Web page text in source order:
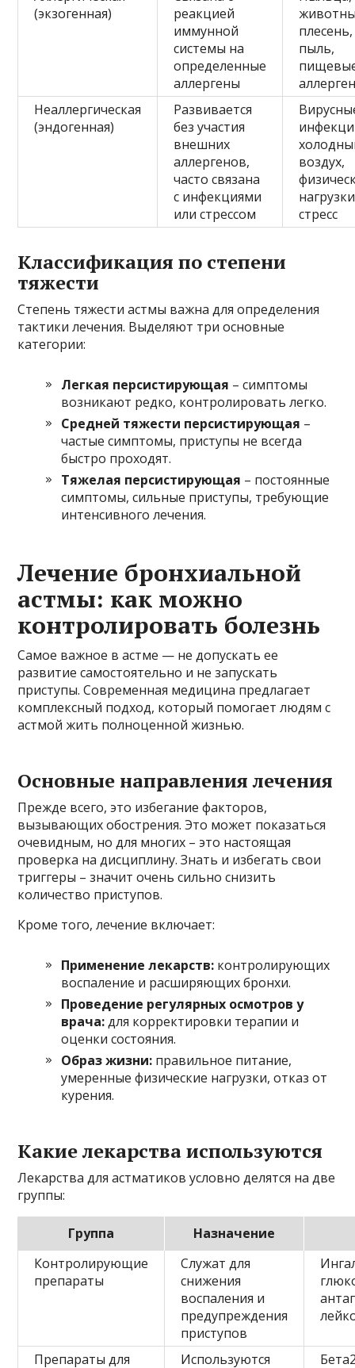
(экзогенная)
реакцией
иммунной
системы на
определенные
аллергены
плесень,
пыль,
Неаллергическая
(эндогенная)
Развивается
без участия
внешних
аллергенов,
часто связана
с инфекциями
или стрессом
воздух,
стресс
Классификация по степени
тяжести
Степень тяжести астмы важна для определения
тактики лечения. Выделяют три основные
категории:
Легкая персистирующая – симптомы
возникают редко, контролировать легко.
Средней тяжести персистирующая –
частые симптомы, приступы не всегда
быстро проходят.
Тяжелая персистирующая – постоянные
симптомы, сильные приступы, требующие
интенсивного лечения.
Лечение бронхиальной
астмы: как можно
контролировать болезнь
Самое важное в астме — не допускать ее
развитие самостоятельно и не запускать
приступы. Современная медицина предлагает
комплексный подход, который помогает людям с
астмой жить полноценной жизнью.
Основные направления лечения
Прежде всего, это избегание факторов,
вызывающих обострения. Это может показаться
очевидным, но для многих – это настоящая
проверка на дисциплину. Знать и избегать свои
триггеры – значит очень сильно снизить
количество приступов.
Кроме того, лечение включает:
Применение лекарств: контролирующих
воспаление и расширяющих бронхи.
Проведение регулярных осмотров у
врача:для корректировки терапии и
оценки состояния.
Образ жизни: правильное питание,
умеренные физические нагрузки, отказ от
курения.
Какие лекарства используются
Лекарства для астматиков условно делятся на две
группы:
Группа
Назначение
Контролирующие
препараты
Служат для
снижения
воспаления и
предупреждения
приступов
Препараты для
Используются